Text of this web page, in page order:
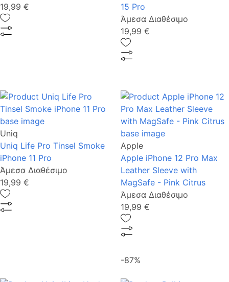
19,99 €
15 Pro
Άμεσα Διαθέσιμο
19,99 €
Uniq
Uniq Life Pro Tinsel Smoke
iPhone 11 Pro
Άμεσα Διαθέσιμο
19,99 €
Apple
Apple iPhone 12 Pro Max
Leather Sleeve with
MagSafe - Pink Citrus
Άμεσα Διαθέσιμο
19,99 €
-87%